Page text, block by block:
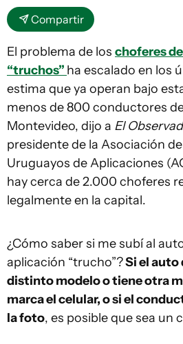
Compartir
El problema de los choferes
“truchos” ha escalado en los
estima que ya operan bajo
menos de 800 conductores
Montevideo, dijo a El
presidente de la Asociación
Uruguayos de Aplicaciones
hay cerca de 2.000 choferes
legalmente en la capital.
¿Cómo saber si me subí al
aplicación “trucho”?Si el auto
distinto modelo o tiene otra
marca el celular, o si el
la foto, es posible que sea un